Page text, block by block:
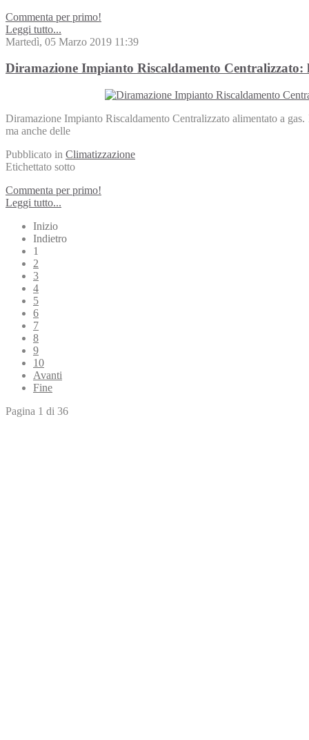
Commenta per primo!
Leggi tutto...
Martedì, 05 Marzo 2019 11:39
Diramazione Impianto Riscaldamento
Diramazione Impianto Riscaldamento Centralizzato alimentato a
ma anche delle
Pubblicato in Climatizzazione
Etichettato sotto
Commenta per primo!
Leggi tutto...
Inizio
Indietro
1
2
3
4
5
6
7
8
9
10
Avanti
Fine
Pagina 1 di 36